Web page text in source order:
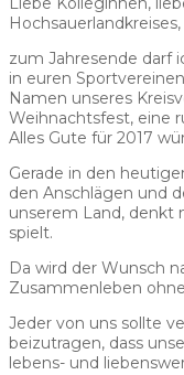
Hochsauerlandkreises,
zum Jahresende darf
in euren
Namen unseres
Weihnachtsfest, eine
Alles Gute für 2017
Gerade in den
den Anschlägen und
unserem Land, denkt
spielt.
Da wird der Wunsch
Zusammenleben
Jeder von uns sollte
beizutragen, dass
lebens- und